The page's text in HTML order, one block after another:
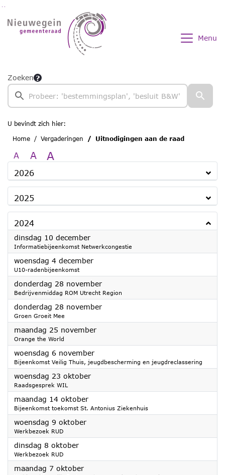
Ga naar de inhoud van deze pagina
Menu
Zoeken
U bevindt zich hier:
Home
Vergaderingen Uitnodigingen aan de raad
A A A
2026
2025
2024
dinsdag 10 december2024
Informatiebijeenkomst Netwerkcongestie
woensdag 4 december2024
U10-radenbijeenkomst
donderdag 28 november2024
Bedrijvenmiddag ROM Utrecht Region
donderdag 28 november2024
Groen Groeit Mee
maandag 25 november2024
Orange the World
woensdag 6 november2024
Bijeenkomst Veilig Thuis, jeugdbescherming en jeugdreclassering
woensdag 23 oktober2024
Raadsgesprek WIL
maandag 14 oktober2024
Bijeenkomst toekomst St. Antonius Ziekenhuis
woensdag 9 oktober2024
Werkbezoek RUD
dinsdag 8 oktober2024
Werkbezoek RUD
maandag 7 oktober2024